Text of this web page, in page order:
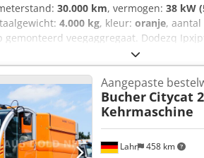
30.000 km, vermogen: 38 kW
4.000 kg, kleur: oranje,
veegaggregaat. Dodezq
* Fabrikant: Bucher * Model: CityCat
Zijborstel rechts * Voorste borstel *
u ons bereiken op de volgende
vergissingen en tussenverkoop
Lahr 458 km
Aangepaste
Bucher Citycat
Kehrmaschine